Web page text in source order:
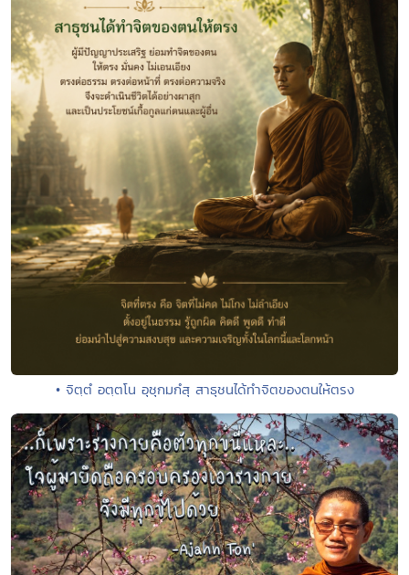
• จิตฺตํ อตฺตโน อุชุกมกํสุ สาธุชนได้ทำจิตของตนให้ตรง